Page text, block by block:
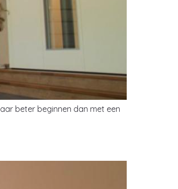
beter beginnen dan met een